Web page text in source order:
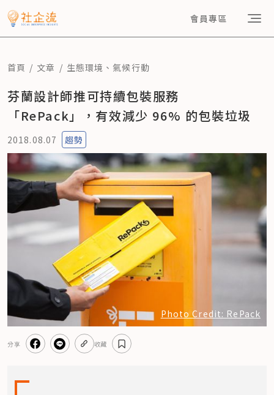
會員專區
首頁 文章 生態環境 、 氣候行動
芬蘭設計師推可持續包裝服務
「RePack」，有效減少 96% 的包裝垃圾
2018.08.07 趨勢
Photo Credit: RePack
分享 收藏